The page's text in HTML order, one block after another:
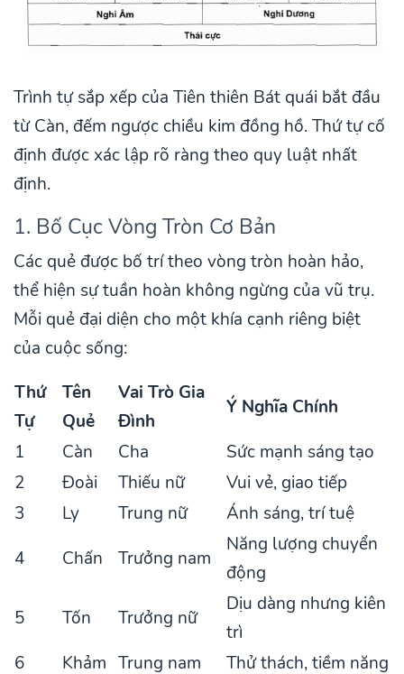
Trình tự sắp xếp của Tiên thiên Bát quái bắt đầu
từ Càn, đếm ngược chiều kim đồng hồ. Thứ tự cố
định được xác lập rõ ràng theo quy luật nhất
định.
1. Bố Cục Vòng Tròn Cơ Bản
Các quẻ được bố trí theo vòng tròn hoàn hảo,
thể hiện sự tuần hoàn không ngừng của vũ trụ.
Mỗi quẻ đại diện cho một khía cạnh riêng biệt
của cuộc sống:
Thứ
Tự
Tên
Quẻ
Vai Trò Gia
Đình
Ý Nghĩa Chính
1
Càn Cha
Sức mạnh sáng tạo
2
Đoài Thiếu nữ
Vui vẻ, giao tiếp
3
Ly Trung nữ
Ánh sáng, trí tuệ
4
Chấn Trưởng nam
Năng lượng chuyển
động
5
Tốn Trưởng nữ
Dịu dàng nhưng kiên
trì
6
Khảm Trung nam Thử thách, tiềm năng